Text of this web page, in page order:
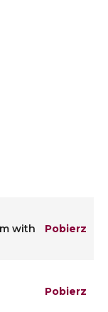
with
Pobierz
Pobierz